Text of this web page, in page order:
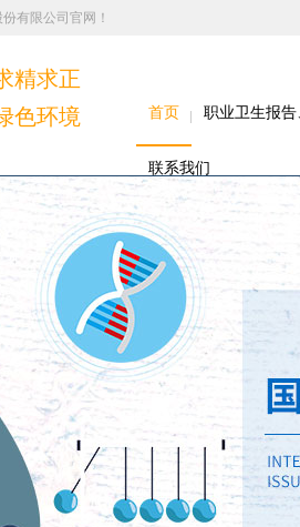
有限公司官网！
精求正
色环境
首页 职业卫生报
联系我们